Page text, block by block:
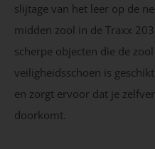
slijtage van het leer op de
midden zool in de Traxx
scherpe objecten die de
veiligheidsschoen is
en zorgt ervoor dat je
doorkomt.